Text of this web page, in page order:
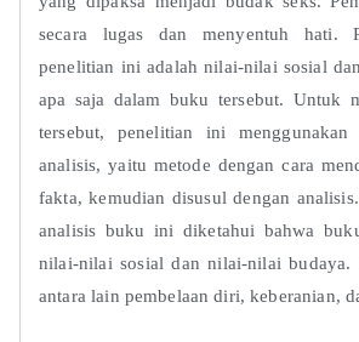
secara lugas dan menyentuh hati.
penelitian ini adalah nilai-nilai sosial
apa saja dalam buku tersebut. Untuk
tersebut, penelitian ini
analisis, yaitu metode dengan cara
fakta, kemudian disusul dengan
analisis buku ini diketahui bahwa
nilai-nilai sosial dan nilai-nilai budaya.
antara lain pembelaan diri, keberanian,